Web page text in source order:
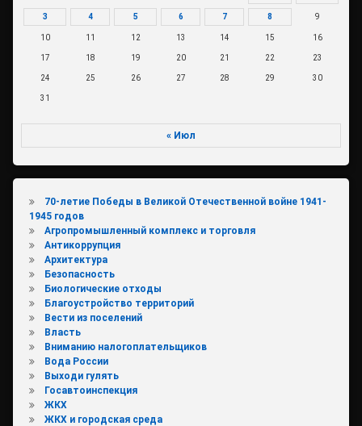
3 4 5 6 7 8 9
10 11 12 13 14 15 16
17 18 19 20 21 22 23
24 25 26 27 28 29 30
31
« Июл
70-летие Победы в Великой Отечественной войне 1941-
1945 годов
Агропромышленный комплекс и торговля
Антикоррупция
Архитектура
Безопасность
Биологические отходы
Благоустройство территорий
Вести из поселений
Власть
Вниманию налогоплательщиков
Вода России
Выходи гулять
Госавтоинспекция
ЖКХ
ЖКХ и городская среда